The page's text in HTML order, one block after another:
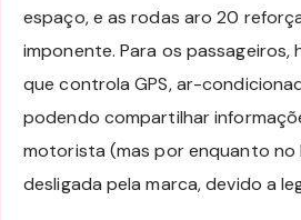
espaço, e as rodas aro 20
imponente. Para os passageiros,
que controla GPS, ar-
podendo compartilhar
motorista (mas por enquanto no
desligada pela marca, devido a